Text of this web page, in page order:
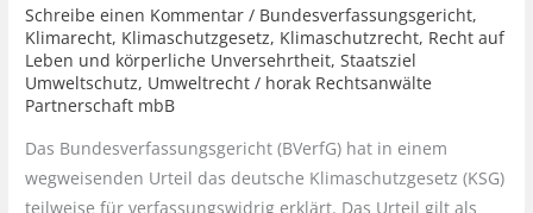
Schreibe einen Kommentar / Bundesverfassungsgericht,
Klimarecht, Klimaschutzgesetz, Klimaschutzrecht, Recht auf
Leben und körperliche Unversehrtheit,Staatsziel
Umweltschutz, Umweltrecht / horak Rechtsanwälte
Partnerschaft mbB
Das Bundesverfassungsgericht (BVerfG) hat in einem
wegweisenden Urteil das deutsche Klimaschutzgesetz (KSG)
teilweise für verfassungswidrig erklärt. Das Urteil gilt als